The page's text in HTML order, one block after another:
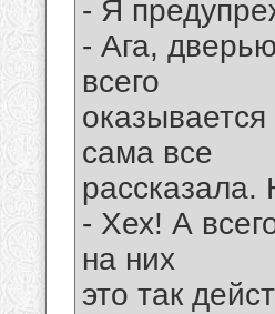
- Я
- Ага,
всего
сама все
- Хех! А
на них
это так